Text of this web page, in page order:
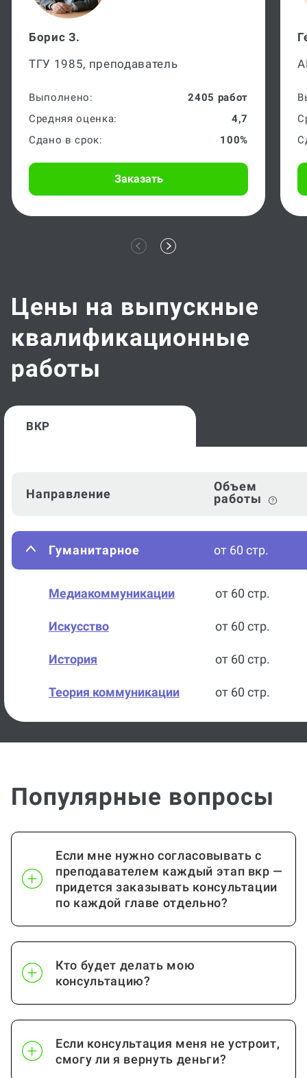
Борис З.
ТГУ 1985, преподаватель
Выполнено:
2405 работ
Средняя оценка:
4,7
Сдано в срок:
100%
Заказать
Цены на выпускные
квалификационные
работы
ВКР
Направление
Объем
работы
Гуманитарное от 60 стр.
Медиакоммуникации от 60 стр.
Искусство от 60 стр.
История от 60 стр.
Теория коммуникации от 60 стр.
Международные
отношения
Методика преподавания
Дизартрия от 60 стр.
Дистанционное
образование
от 60 стр.
Дошкольная педагогика от 60 стр.
Посмотреть ещё
Популярные вопросы
Если мне нужно согласовывать с
преподавателем каждый этап вкр —
придется заказывать консультации
по каждой главе отдельно?
Кто будет делать мою
консультацию?
Если консультация меня не устроит,
смогу ли я вернуть деньги?